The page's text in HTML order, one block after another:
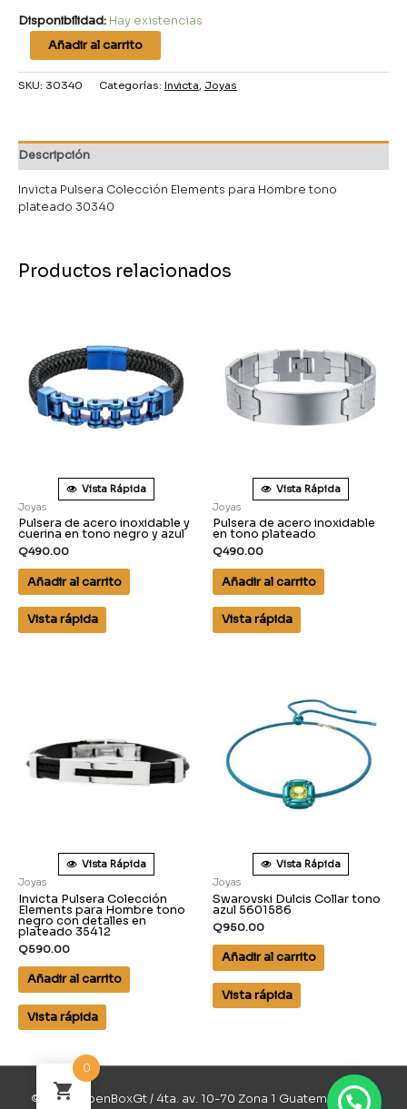
Disponibilidad: Hay existencias
Añadir al carrito
SKU: 30340 Categorías: Invicta, Joyas
Descripción
Invicta Pulsera Colección Elements para Hombre tono
plateado 30340
Productos relacionados
Vista Rápida
Joyas
Pulsera de acero inoxidable y
cuerina en tono negro y azul
Q490.00
Añadir al carrito
Vista rápida
Vista Rápida
Joyas
Pulsera de acero inoxidable
en tono plateado
Q490.00
Añadir al carrito
Vista rápida
Vista Rápida
Joyas
Invicta Pulsera Colección
Elements para Hombre tono
negro con detalles en
plateado 35412
Q590.00
Añadir al carrito
Vista rápida
Vista Rápida
Joyas
Swarovski Dulcis Collar tono
azul 5601586
Q950.00
Añadir al carrito
Vista rápida
© 2026 OpenBoxGt / 4ta. av. 10-70 Zona 1 Guatemala / 502
0